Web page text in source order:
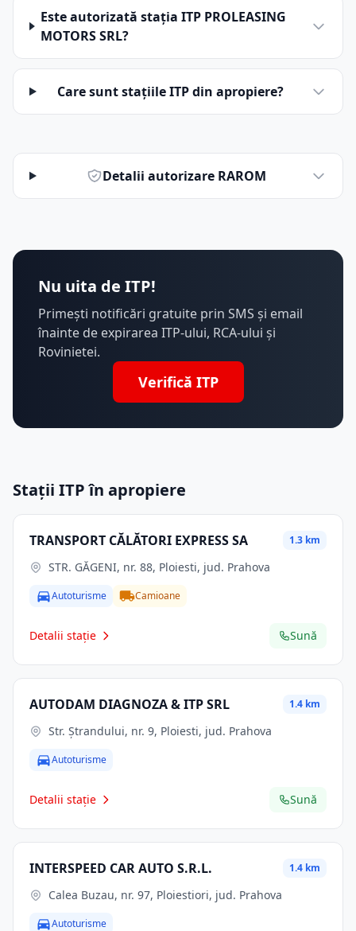
Este autorizată stația ITP PROLEASING
MOTORS SRL?
Care sunt stațiile ITP din apropiere?
Detalii autorizare RAROM
Nu uita de ITP!
Primești notificări gratuite prin SMS și email
înainte de expirarea ITP-ului, RCA-ului și
Rovinietei.
Verifică ITP
Stații ITP în apropiere
TRANSPORT CĂLĂTORI EXPRESS SA 1.3 km
STR. GĂGENI, nr. 88, Ploiesti, jud. Prahova
Autoturisme Camioane
Detalii stație Sună
AUTODAM DIAGNOZA & ITP SRL 1.4 km
Str. Ştrandului, nr. 9, Ploiesti, jud. Prahova
Autoturisme
Detalii stație Sună
INTERSPEED CAR AUTO S.R.L. 1.4 km
Calea Buzau, nr. 97, Ploiestiori, jud. Prahova
Autoturisme